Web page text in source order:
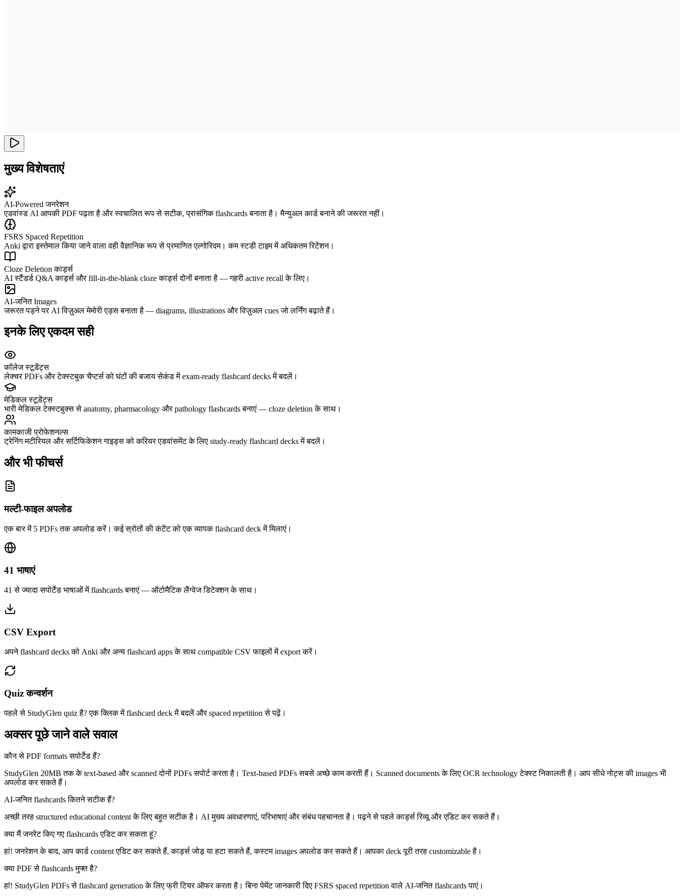
मुख्य विशेषताएं
AI-Powered जनरेशन
एडवांस्ड AI आपकी PDF पढ़ता है और स्वचालित रूप से सटीक, प्रासंगिक flashcards बनाता है। मैन्युअल कार्ड बनाने की जरूरत नहीं।
FSRS Spaced Repetition
Anki द्वारा इस्तेमाल किया जाने वाला वही वैज्ञानिक रूप से प्रमाणित एल्गोरिदम। कम स्टडी टाइम में अधिकतम रिटेंशन।
Cloze Deletion कार्ड्स
AI स्टैंडर्ड Q&A कार्ड्स और fill-in-the-blank cloze कार्ड्स दोनों बनाता है — गहरी active recall के लिए।
AI-जनित Images
जरूरत पड़ने पर AI विज़ुअल मेमोरी एड्स बनाता है — diagrams, illustrations और विज़ुअल cues जो लर्निंग बढ़ाते हैं।
इनके लिए एकदम सही
कॉलेज स्टूडेंट्स
लेक्चर PDFs और टेक्स्टबुक चैप्टर्स को घंटों की बजाय सेकंड में exam-ready flashcard decks में बदलें।
मेडिकल स्टूडेंट्स
भारी मेडिकल टेक्स्टबुक्स से anatomy, pharmacology और pathology flashcards बनाएं — cloze deletion के साथ।
कामकाजी प्रोफेशनल्स
ट्रेनिंग मटीरियल और सर्टिफिकेशन गाइड्स को करियर एडवांसमेंट के लिए study-ready flashcard decks में बदलें।
और भी फीचर्स
मल्टी-फाइल अपलोड
एक बार में 5 PDFs तक अपलोड करें। कई स्रोतों की कंटेंट को एक व्यापक flashcard deck में मिलाएं।
41 भाषाएं
41 से ज्यादा सपोर्टेड भाषाओं में flashcards बनाएं — ऑटोमैटिक लैंग्वेज डिटेक्शन के साथ।
CSV Export
अपने flashcard decks को Anki और अन्य flashcard apps के साथ compatible CSV फाइलों में export करें।
Quiz कन्वर्शन
पहले से StudyGlen quiz है? एक क्लिक में flashcard deck में बदलें और spaced repetition से पढ़ें।
अक्सर पूछे जाने वाले सवाल
कौन से PDF formats सपोर्टेड हैं?
StudyGlen 20MB तक के text-based और scanned दोनों PDFs सपोर्ट करता है। Text-based PDFs सबसे अच्छे काम करती हैं। Scanned documents के लिए OCR technology टेक्स्ट निकालती है। आप सीधे नोट्स की images भी
अपलोड कर सकते हैं।
AI-जनित flashcards कितने सटीक हैं?
अच्छी तरह structured educational content के लिए बहुत सटीक है। AI मुख्य अवधारणाएं, परिभाषाएं और संबंध पहचानता है। पढ़ने से पहले कार्ड्स रिव्यू और एडिट कर सकते हैं।
क्या मैं जनरेट किए गए flashcards एडिट कर सकता हूं?
हां! जनरेशन के बाद, आप कार्ड content एडिट कर सकते हैं, कार्ड्स जोड़ या हटा सकते हैं, कस्टम images अपलोड कर सकते हैं। आपका deck पूरी तरह customizable है।
क्या PDF से flashcards मुफ्त है?
हां! StudyGlen PDFs से flashcard generation के लिए फ्री टियर ऑफर करता है। बिना पेमेंट जानकारी दिए FSRS spaced repetition वाले AI-जनित flashcards पाएं।